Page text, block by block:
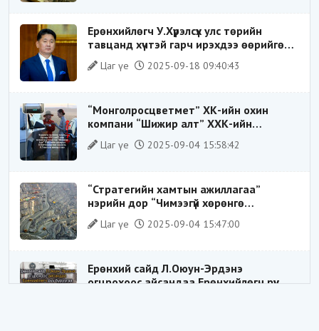
Ерөнхийлөгч У.Хүрэлсүх улс төрийн
тавцанд хүчтэй гарч ирэхдээ өөрийгөө
шударга ёсны төлөө тэмцэгч, “хуучин
тогтолцооны хонгилыг нураагч” гэсэн
Цаг үе 2025-09-18 09:40:43
“Монголросцветмет” ХК-ийн охин
компани “Шижир алт” ХХК-ийн
Гүйцэтгэх захирлаар ажиллаж байсан
О.Баттөмөрт холбогдох хэрэг хаашаа
Цаг үе 2025-09-04 15:58:42
“Стратегийн хамтын ажиллагаа”
нэрийн дор “Чимээгүй хөрөнгө
хуримтлал”
Цаг үе 2025-09-04 15:47:00
Ерөнхий сайд Л.Оюун-Эрдэнэ
огцрохоос айсандаа Ерөнхийлөгч рүү